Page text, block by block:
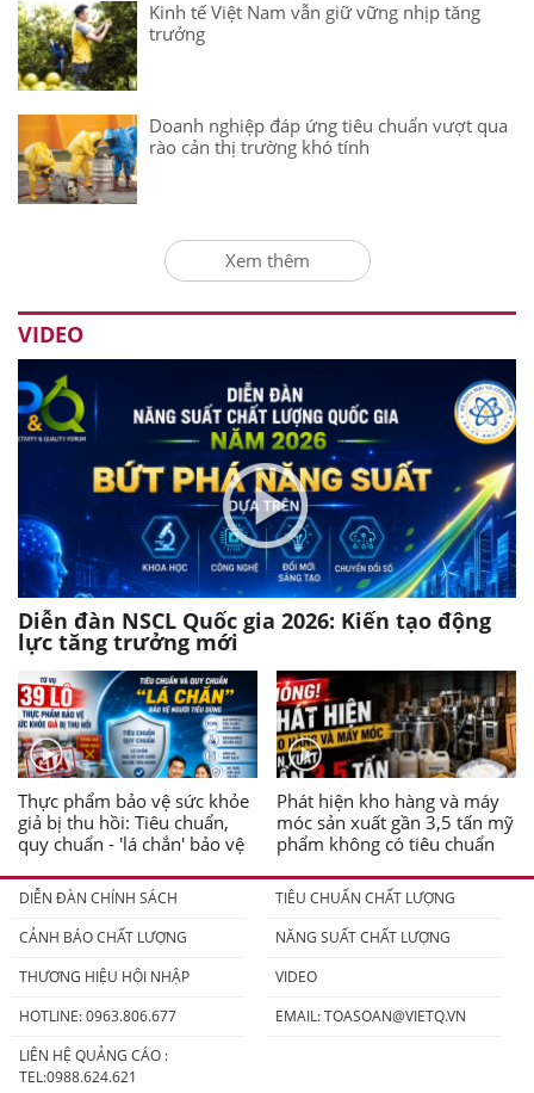
Kinh tế Việt Nam vẫn giữ vững nhịp tăng
trưởng
Doanh nghiệp đáp ứng tiêu chuẩn vượt qua
rào cản thị trường khó tính
Xem thêm
VIDEO
Diễn đàn NSCL Quốc gia 2026: Kiến tạo động
lực tăng trưởng mới
Thực phẩm bảo vệ sức khỏe
giả bị thu hồi: Tiêu chuẩn,
quy chuẩn - 'lá chắn' bảo vệ
Phát hiện kho hàng và máy
móc sản xuất gần 3,5 tấn mỹ
phẩm không có tiêu chuẩn
DIỄN ĐÀN CHÍNH SÁCH
TIÊU CHUẨN CHẤT LƯỢNG
CẢNH BÁO CHẤT LƯỢNG
NĂNG SUẤT CHẤT LƯỢNG
THƯƠNG HIỆU HỘI NHẬP
VIDEO
HOTLINE: 0963.806.677
EMAIL:TOASOAN@VIETQ.VN
LIÊN HỆ QUẢNG CÁO :
TEL:0988.624.621